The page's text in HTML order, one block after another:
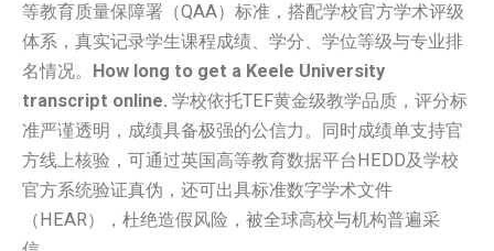
等教育质量保障署（QAA）标准，搭配学校官方学术评级
体系，真实记录学生课程成绩、学分、学位等级与专业排
名情况。 How long to get a Keele University
transcript online. 学校依托TEF黄金级教学品质，评分标
准严谨透明，成绩具备极强的公信力。同时成绩单支持官
方线上核验，可通过英国高等教育数据平台HEDD及学校
官方系统验证真伪，还可出具标准数字学术文件
（HEAR），杜绝造假风险，被全球高校与机构普遍采